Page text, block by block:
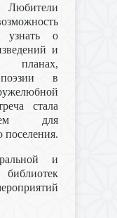
узнать о
и
планах,
в
стала
для
поселения.
и
библиотек